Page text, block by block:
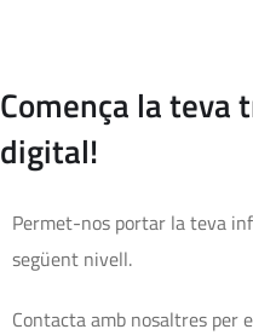
Comença la teva
digital!
Permet-nos portar la teva
següent nivell.
Contacta amb nosaltres per